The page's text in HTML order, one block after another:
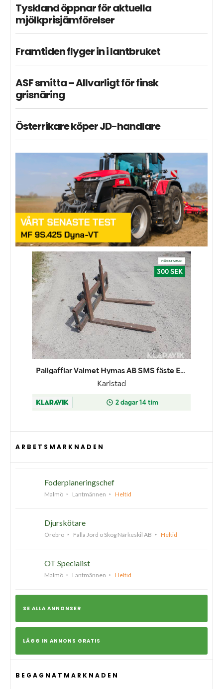
Tyskland öppnar för aktuella
mjölkprisjämförelser
Framtiden flyger in i lantbruket
ASF smitta – Allvarligt för finsk
grisnäring
Österrikare köper JD-handlare
ARBETSMARKNADEN
Foderplaneringschef
Malmö Lantmännen Heltid
Djurskötare
Örebro Falla Jord o Skog Närkeskil AB Heltid
OT Specialist
Malmö Lantmännen Heltid
SE ALLA ANNONSER
LÄGG IN ANNONS GRATIS
BEGAGNATMARKNADEN